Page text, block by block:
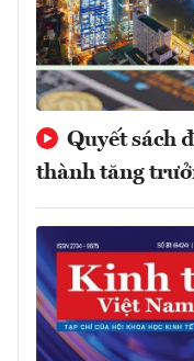
Quyết sách
thành tăng